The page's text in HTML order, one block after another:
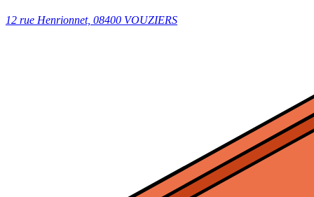
12 rue Henrionnet, 08400 VOUZIERS